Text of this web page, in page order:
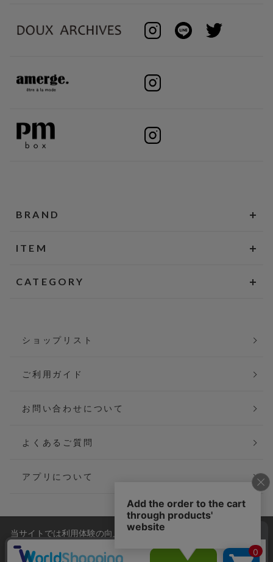
BRAND
ITEM
CATEGORY
ショップリスト
ご利用ガイド
お問い合わせについて
よくあるご質問
アプリについて
会社概要
当サイトでは利用体験の向上およびコンテンツの最適な提供、ト
ラフィックの分析を目的としてCookieを使用しています。
サイトの閲覧を継続された場合、Cookieの利用に同意したことも